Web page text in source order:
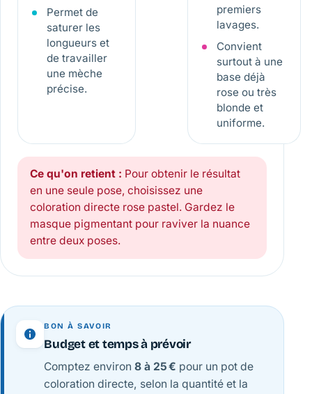
Permet de
saturer les
longueurs et
de travailler
une mèche
précise.
premiers
lavages.
Convient
surtout à une
base déjà
rose ou très
blonde et
uniforme.
Ce qu'on retient : Pour obtenir le résultat
en une seule pose, choisissez une
coloration directe rose pastel. Gardez le
masque pigmentant pour raviver la nuance
entre deux poses.
BON À SAVOIR
Budget et temps à prévoir
Comptez environ8 à 25 € pour un pot de
coloration directe, selon la quantité et la